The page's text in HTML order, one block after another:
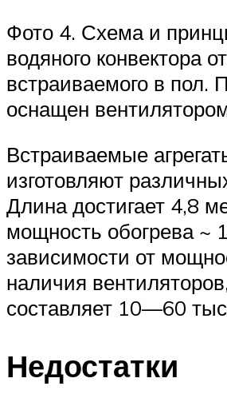
Фото 4. Схема и
водяного конвектора
встраиваемого в пол.
оснащен
Встраиваемые
изготовляют
Длина достигает 4,8
мощность обогрева ~
зависимости от
наличия
составляет 10—60
Недостатки